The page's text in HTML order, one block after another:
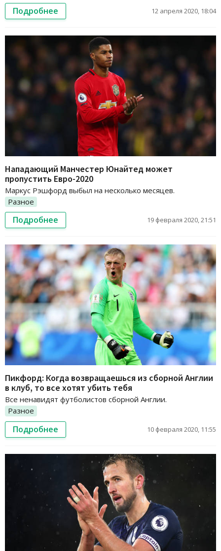
Подробнее 12 апреля 2020, 18:04
Нападающий Манчестер Юнайтед может
пропустить Евро-2020
Маркус Рэшфорд выбыл на несколько месяцев.
Разное
Подробнее 19 февраля 2020, 21:51
Пикфорд: Когда возвращаешься из сборной Англии
в клуб, то все хотят убить тебя
Все ненавидят футболистов сборной Англии.
Разное
Подробнее 10 февраля 2020, 11:55